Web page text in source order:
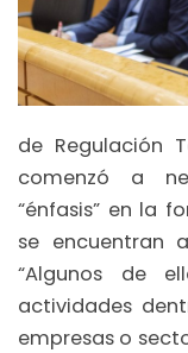
de Regulación
comenzó a
“énfasis” en la
se encuentran
“Algunos de
actividades
empresas o